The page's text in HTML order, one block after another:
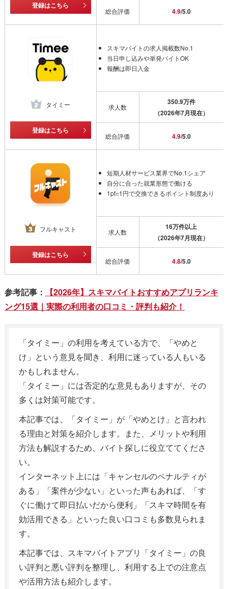
登録はこちら
総合評価 4.9/5.0
タイミー
登録はこちら
スキマバイトの求人掲載数No.1
当日申し込みや単発バイトOK
報酬は即日入金
求人数
350.9万件
（2026年7月現在）
総合評価 4.9/5.0
フルキャスト
登録はこちら
短期人材サービス業界でNo.1シェア
自分に合った就業形態で働ける
1pt=1円で交換できるポイント制度あり
求人数
16万件以上
（2026年7月現在）
総合評価 4.8/5.0
参考記事：
【2026年】スキマバイトおすすめアプリランキ
ング15選｜実際の利用者の口コミ・評判も紹介！
「タイミー」の利用を考えている方で、「やめと
け」という意見を聞き、利用に迷っている人もいる
かもしれません。
「タイミー」には否定的な意見もありますが、その
多くは対策可能です。
本記事では、「タイミー」が「やめとけ」と言われ
る理由と対策を紹介します。また、メリットや利用
方法も解説するため、バイト探しに役立ててくださ
い。
インターネット上には「キャンセルのペナルティが
ある」「案件が少ない」といった声もあれば、「す
ぐに働けて即日払いだから便利」「スキマ時間を有
効活用できる」といった良い口コミも多数見られま
す。
本記事では、スキマバイトアプリ「タイミー」の良
い評判と悪い評判を整理し、利用する上での注意点
や活用方法も紹介します。